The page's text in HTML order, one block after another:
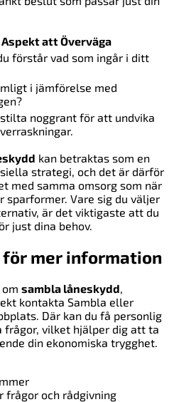
Aspekt att Överväga
förstår vad som ingår i ditt
i jämförelse med
noggrant för att undvika
kan betraktas som en
strategi, och det är därför
med samma omsorg som när
sparformer. Vare sig du väljer
är det viktigaste att du
just dina behov.
för mer information
sambla låneskydd
kontakta Sambla eller
Där kan du få personlig
frågor, vilket hjälper dig att ta
din ekonomiska trygghet.
och rådgivning